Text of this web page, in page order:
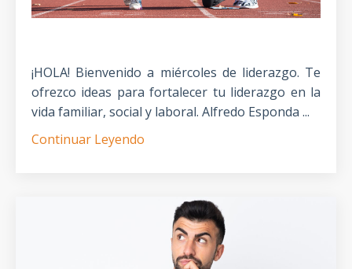
¡HOLA! Bienvenido a miércoles de liderazgo. Te
ofrezco ideas para fortalecer tu liderazgo en la
vida familiar, social y laboral. Alfredo Esponda ...
Continuar Leyendo